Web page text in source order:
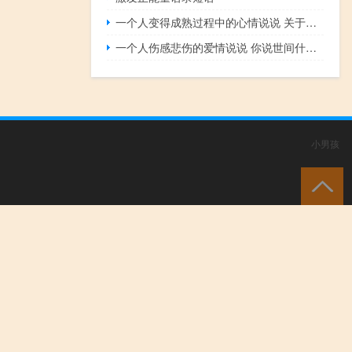
一个人变得成熟过程中的心情说说 关于成长和青春的说说
一个人伤感悲伤的爱情说说 你说世间什么最难熬徒手摘星还是爱而不得
小男孩